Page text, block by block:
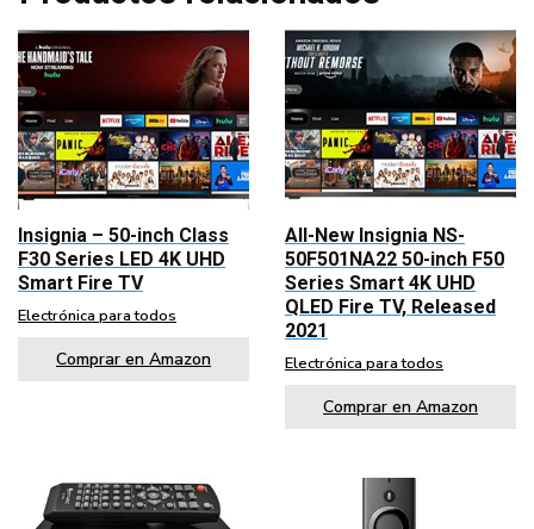
Insignia – 50-inch Class
F30 Series LED 4K UHD
Smart Fire TV
Electrónica para todos
Comprar en Amazon
All-New Insignia NS-
50F501NA22 50-inch F50
Series Smart 4K UHD
QLED Fire TV, Released
2021
Electrónica para todos
Comprar en Amazon